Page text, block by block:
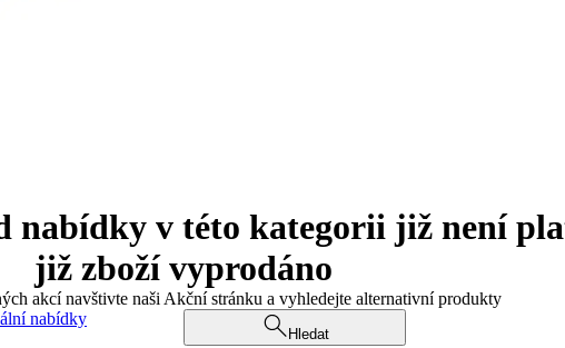
nabídky v této kategorii již není
již zboží vyprodáno
akcí navštivte naši Akční stránku a vyhledejte alternativní produkty
nabídky
Hledat